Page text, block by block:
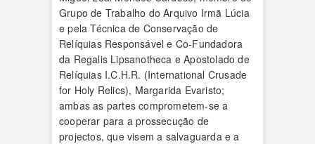
Grupo de Trabalho do Arquivo Irmã Lúcia
e pela Técnica de Conservação de
Relíquias Responsável e Co-Fundadora
da Regalis Lipsanotheca e Apostolado de
Relíquias I.C.H.R. (International Crusade
for Holy Relics), Margarida Evaristo;
ambas as partes comprometem-se a
cooperar para a prossecução de
projectos, que visem a salvaguarda e a